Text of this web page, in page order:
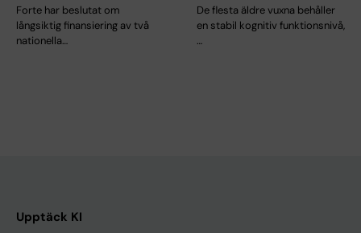
Forte har beslutat om
långsiktig finansiering av två
nationella…
De flesta äldre vuxna behåller
en stabil kognitiv funktionsnivå,
…
Upptäck KI